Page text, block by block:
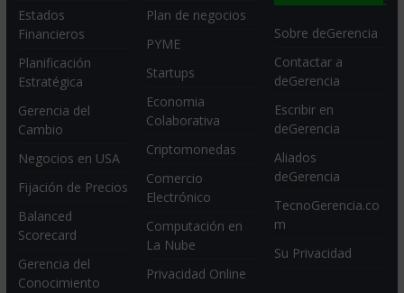
Estados
Financieros
Planificación
Estratégica
Gerencia del
Cambio
Negocios en USA
Fijación de Precios
Balanced
Scorecard
Gerencia del
Conocimiento
Plan de negocios
PYME
Startups
Economia
Colaborativa
Criptomonedas
Comercio
Electrónico
Computación en
La Nube
Privacidad Online
Sobre deGerencia
Contactar a
deGerencia
Escribir en
deGerencia
Aliados
deGerencia
TecnoGerencia.co
m
Su Privacidad